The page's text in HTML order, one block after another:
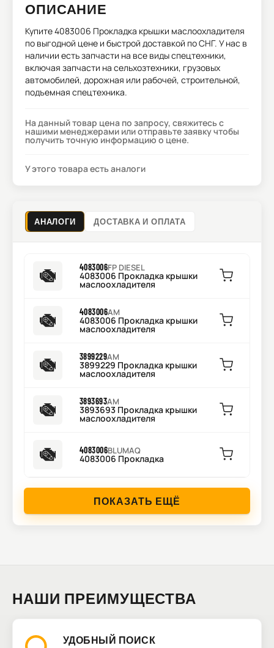
ОПИСАНИЕ
Купите4083006 Прокладка крышки маслоохладителя
по выгодной цене и быстрой доставкой по СНГ. У нас в
наличии есть запчасти на все виды спецтехники,
включая запчасти на сельхозтехники, грузовых
автомобилей, дорожная или рабочей, строительной,
подъемная спецтехника.
На данный товар цена по запросу, свяжитесь с
нашими менеджерами или отправьте заявку чтобы
получить точную информацию о цене.
У этого товара есть аналоги
АНАЛОГИ ДОСТАВКА И ОПЛАТА
4083006FP DIESEL
4083006 Прокладка крышки
маслоохладителя
4083006AM
4083006 Прокладка крышки
маслоохладителя
3899229AM
3899229 Прокладка крышки
маслоохладителя
3893693AM
3893693 Прокладка крышки
маслоохладителя
4083006BLUMAQ
4083006 Прокладка
ПОКАЗАТЬ ЕЩЁ
НАШИ ПРЕИМУЩЕСТВА
УДОБНЫЙ ПОИСК